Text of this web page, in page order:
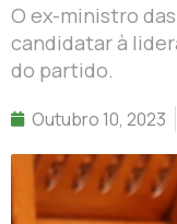
O ex-ministro
candidatar à
do partido.
Outubro 10, 2023